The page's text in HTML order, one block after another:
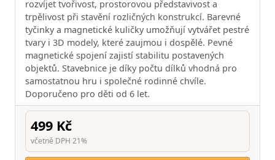
rozvíjet tvořivost, prostorovou představivost a
trpělivost při stavění rozličných konstrukcí. Barevné
tyčinky a magnetické kuličky umožňují vytvářet pestré
tvary i 3D modely, které zaujmou i dospělé. Pevné
magnetické spojení zajistí stabilitu postavených
objektů. Stavebnice je díky počtu dílků vhodná pro
samostatnou hru i společné rodinné chvíle.
Doporučeno pro děti od 6 let.
499 Kč
včetně DPH 21%